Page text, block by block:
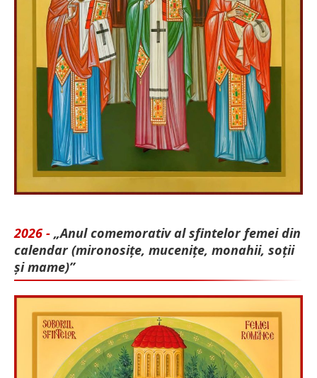
2026 - „Anul comemorativ al sfintelor femei din
calendar (mironosițe, mu­cenițe, monahii, soții
și mame)”